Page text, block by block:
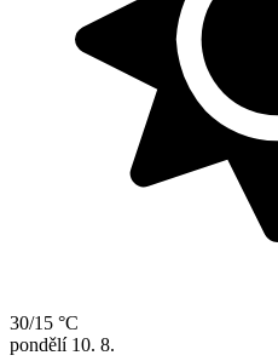
30/15 °C
pondělí 10. 8.